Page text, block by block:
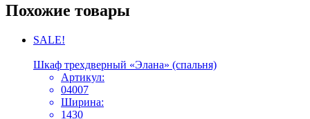
Похожие товары
SALE!
Шкаф трехдверный «Элана» (спальня)
Артикул:
04007
Ширина:
1430